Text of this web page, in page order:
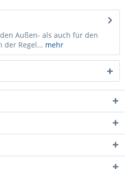
Außen- als auch für den
der Regel... mehr